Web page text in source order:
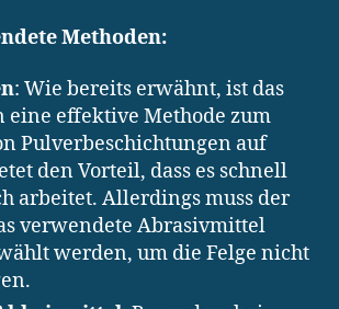
Methoden:
: Wie bereits erwähnt, ist das
eine effektive Methode zum
Pulverbeschichtungen auf
den Vorteil, dass es schnell
arbeitet. Allerdings muss der
verwendete Abrasivmittel
werden, um die Felge nicht